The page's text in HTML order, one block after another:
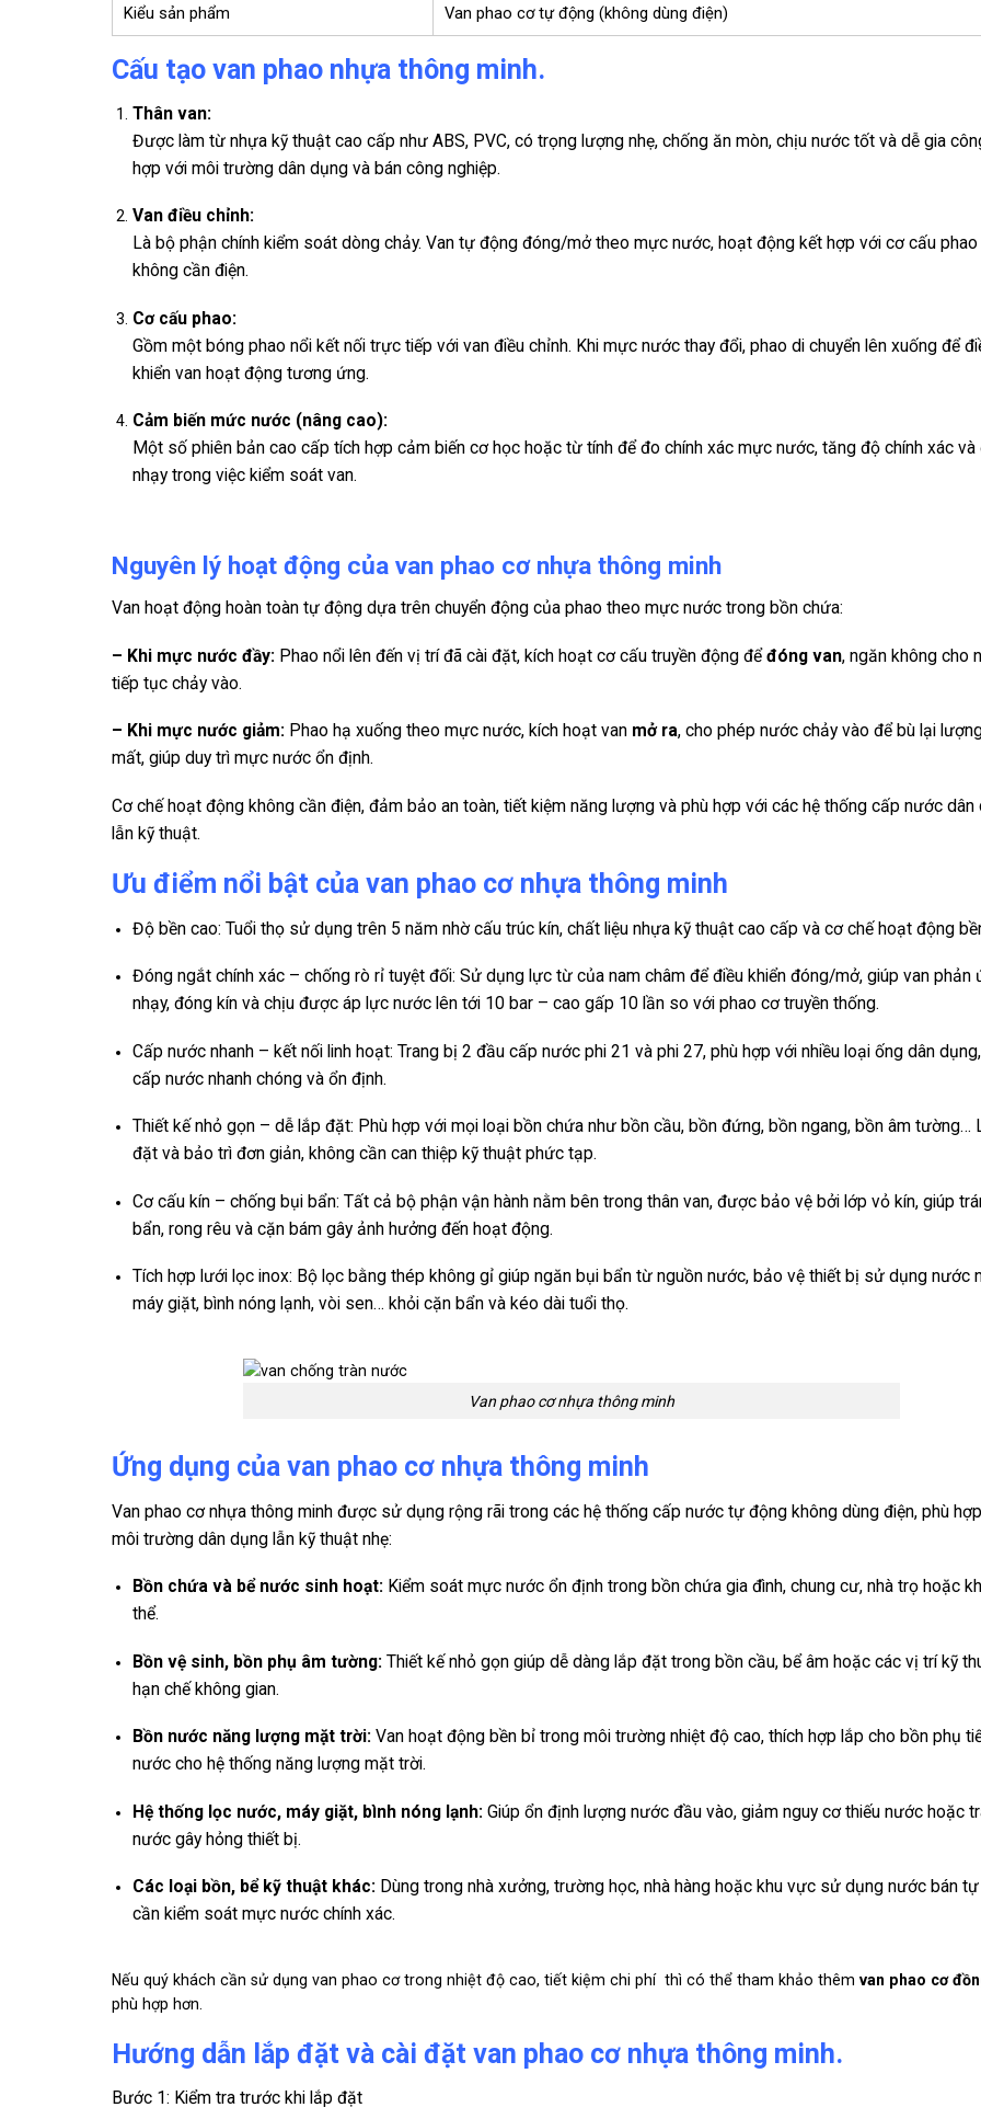
Kiểu sản phẩm Van phao cơ tự động (không dùng điện)
Cấu tạo van phao nhựa thông minh.
Thân van:
Được làm từ nhựa kỹ thuật cao cấp như ABS, PVC, có trọng lượng nhẹ, chống ăn mòn, chịu nước tốt và dễ gia
hợp với môi trường dân dụng và bán công nghiệp.
Van điều chỉnh:
Là bộ phận chính kiểm soát dòng chảy. Van tự động đóng/mở theo mực nước, hoạt động kết hợp với cơ cấu phao
không cần điện.
Cơ cấu phao:
Gồm một bóng phao nổi kết nối trực tiếp với van điều chỉnh. Khi mực nước thay đổi, phao di chuyển lên xuống để
khiển van hoạt động tương ứng.
Cảm biến mức nước (nâng cao):
Một số phiên bản cao cấp tích hợp cảm biến cơ học hoặc từ tính để đo chính xác mực nước, tăng độ chính xác và
nhạy trong việc kiểm soát van.
Nguyên lý hoạt động của van phao cơ nhựa thông minh
Van hoạt động hoàn toàn tự động dựa trên chuyển động của phao theo mực nước trong bồn chứa:
– Khi mực nước đầy: Phao nổi lên đến vị trí đã cài đặt, kích hoạt cơ cấu truyền động đểđóng van, ngăn không cho
tiếp tục chảy vào.
– Khi mực nước giảm: Phao hạ xuống theo mực nước, kích hoạt van mở ra, cho phép nước chảy vào để bù lại
mất, giúp duy trì mực nước ổn định.
Cơ chế hoạt động không cần điện, đảm bảo an toàn, tiết kiệm năng lượng và phù hợp với các hệ thống cấp nước dân
lẫn kỹ thuật.
Ưu điểm nổi bật của van phao cơ nhựa thông minh
Độ bền cao: Tuổi thọ sử dụng trên 5 năm nhờ cấu trúc kín, chất liệu nhựa kỹ thuật cao cấp và cơ chế hoạt động
Đóng ngắt chính xác – chống rò rỉ tuyệt đối: Sử dụng lực từ của nam châm để điều khiển đóng/mở, giúp van phản
nhạy, đóng kín và chịu được áp lực nước lên tới 10 bar – cao gấp 10 lần so với phao cơ truyền thống.
Cấp nước nhanh – kết nối linh hoạt: Trang bị 2 đầu cấp nước phi 21 và phi 27, phù hợp với nhiều loại ống dân
cấp nước nhanh chóng và ổn định.
Thiết kế nhỏ gọn – dễ lắp đặt: Phù hợp với mọi loại bồn chứa như bồn cầu, bồn đứng, bồn ngang, bồn âm tường…
đặt và bảo trì đơn giản, không cần can thiệp kỹ thuật phức tạp.
Cơ cấu kín – chống bụi bẩn: Tất cả bộ phận vận hành nằm bên trong thân van, được bảo vệ bởi lớp vỏ kín, giúp
bẩn, rong rêu và cặn bám gây ảnh hưởng đến hoạt động.
Tích hợp lưới lọc inox: Bộ lọc bằng thép không gỉ giúp ngăn bụi bẩn từ nguồn nước, bảo vệ thiết bị sử dụng nước
máy giặt, bình nóng lạnh, vòi sen… khỏi cặn bẩn và kéo dài tuổi thọ.
Van phao cơ nhựa thông minh
Ứng dụng của van phao cơ nhựa thông minh
Van phao cơ nhựa thông minh được sử dụng rộng rãi trong các hệ thống cấp nước tự động không dùng điện, phù
môi trường dân dụng lẫn kỹ thuật nhẹ:
Bồn chứa và bể nước sinh hoạt: Kiểm soát mực nước ổn định trong bồn chứa gia đình, chung cư, nhà trọ hoặc
thể.
Bồn vệ sinh, bồn phụ âm tường: Thiết kế nhỏ gọn giúp dễ dàng lắp đặt trong bồn cầu, bể âm hoặc các vị trí kỹ
hạn chế không gian.
Bồn nước năng lượng mặt trời: Van hoạt động bền bỉ trong môi trường nhiệt độ cao, thích hợp lắp cho bồn phụ
nước cho hệ thống năng lượng mặt trời.
Hệ thống lọc nước, máy giặt, bình nóng lạnh: Giúp ổn định lượng nước đầu vào, giảm nguy cơ thiếu nước hoặc
nước gây hỏng thiết bị.
Các loại bồn, bể kỹ thuật khác: Dùng trong nhà xưởng, trường học, nhà hàng hoặc khu vực sử dụng nước bán
cần kiểm soát mực nước chính xác.
Nếu quý khách cần sử dụng van phao cơ trong nhiệt độ cao, tiết kiệm chi phí thì có thể tham khảo thêm van phao cơ
phù hợp hơn.
Hướng dẫn lắp đặt và cài đặt van phao cơ nhựa thông minh.
Bước 1: Kiểm tra trước khi lắp đặt